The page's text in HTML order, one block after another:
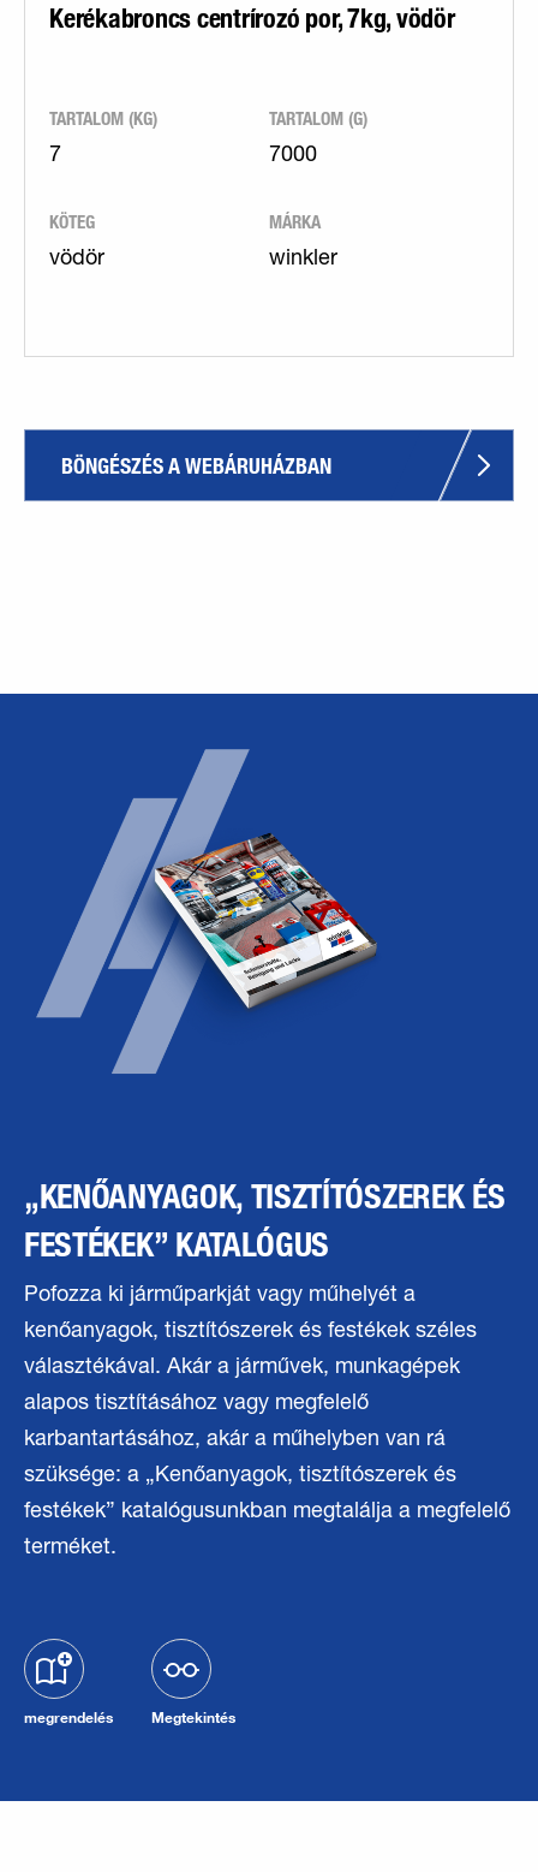
Kerékabroncs centrírozó por, 7kg, vödör
TARTALOM (KG)
7
TARTALOM (G)
7000
KÖTEG
vödör
MÁRKA
winkler
BÖNGÉSZÉS A WEBÁRUHÁZBAN
„KENŐANYAGOK, TISZTÍTÓSZEREK ÉS
FESTÉKEK” KATALÓGUS
Pofozza ki járműparkját vagy műhelyét a
kenőanyagok, tisztítószerek és festékek széles
választékával. Akár a járművek, munkagépek
alapos tisztításához vagy megfelelő
karbantartásához, akár a műhelyben van rá
szüksége: a „Kenőanyagok, tisztítószerek és
festékek” katalógusunkban megtalálja a megfelelő
terméket.
megrendelés Megtekintés